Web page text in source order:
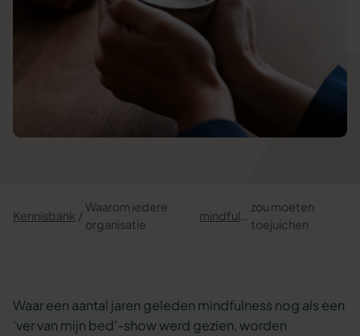
Kennisbank
Waarom iedere
organisatie
zou moeten
toejuichen
Waar een aantal jaren geleden mindfulness nog als een
'ver van mijn bed'-show werd gezien, worden